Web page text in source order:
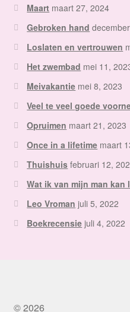
Maart maart 27, 2024
Gebroken hand
Loslaten en vertrouwen
Het zwembad mei 11,
Meivakantie mei 8, 2023
Veel te veel goede
Opruimen maart 21, 2023
Once in a lifetime maart
Thuishuis februari 12,
Wat ik van mijn man kan
Leo Vroman juli 5, 2022
Boekrecensie juli 4, 2022
© 2026